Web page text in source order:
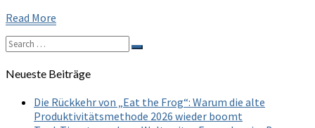
Read More
Search
for:
Search
Neueste Beiträge
Die Rückkehr von „Eat the Frog“: Warum die alte
Produktivitätsmethode 2026 wieder boomt